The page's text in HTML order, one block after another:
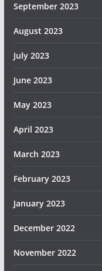
September 2023
August 2023
July 2023
June 2023
May 2023
April 2023
March 2023
February 2023
January 2023
December 2022
November 2022